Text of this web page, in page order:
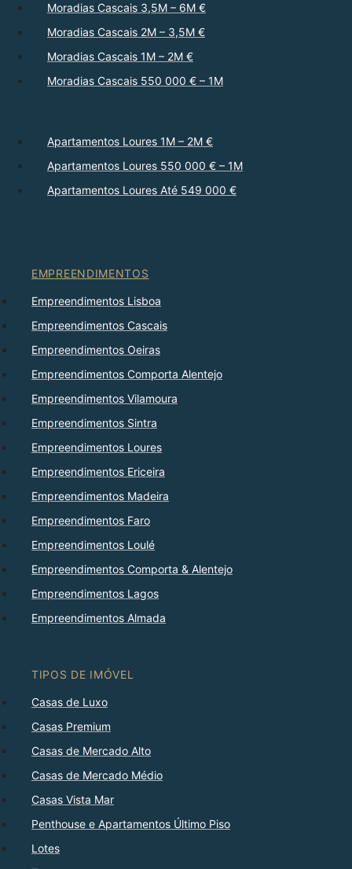
Moradias Cascais 3,5M – 6M €
Moradias Cascais 2M – 3,5M €
Moradias Cascais 1M – 2M €
Moradias Cascais 550 000 € – 1M
Apartamentos Loures 1M – 2M €
Apartamentos Loures 550 000 € – 1M
Apartamentos Loures Até 549 000 €
EMPREENDIMENTOS
Empreendimentos Lisboa
Empreendimentos Cascais
Empreendimentos Oeiras
Empreendimentos Comporta Alentejo
Empreendimentos Vilamoura
Empreendimentos Sintra
Empreendimentos Loures
Empreendimentos Ericeira
Empreendimentos Madeira
Empreendimentos Faro
Empreendimentos Loulé
Empreendimentos Comporta & Alentejo
Empreendimentos Lagos
Empreendimentos Almada
TIPOS DE IMÓVEL
Casas de Luxo
Casas Premium
Casas de Mercado Alto
Casas de Mercado Médio
Casas Vista Mar
Penthouse e Apartamentos Último Piso
Lotes